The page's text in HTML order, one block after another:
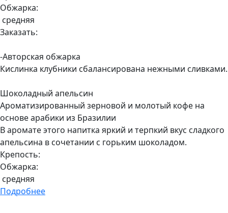
Обжарка:
средняя
Заказать:
-Авторская обжарка
Кислинка клубники сбалансирована нежными сливками.
Шоколадный апельсин
Ароматизированный зерновой и молотый кофе на
основе арабики из Бразилии
В аромате этого напитка яркий и терпкий вкус сладкого
апельсина в сочетании с горьким шоколадом.
Крепость:
Обжарка:
средняя
Подробнее